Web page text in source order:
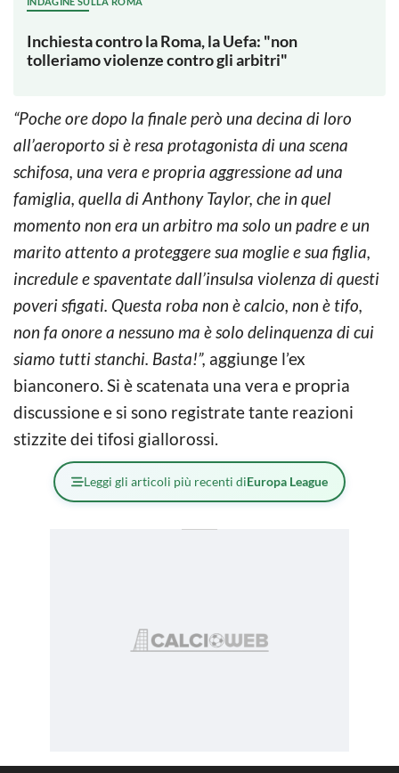
Inchiesta contro la Roma, la Uefa: "non
tolleriamo violenze contro gli arbitri"
“Poche ore dopo la finale però una decina di loro
all’aeroporto si è resa protagonista di una scena
schifosa, una vera e propria aggressione ad una
famiglia, quella di Anthony Taylor, che in quel
momento non era un arbitro ma solo un padre e un
marito attento a proteggere sua moglie e sua figlia,
incredule e spaventate dall’insulsa violenza di questi
poveri sfigati. Questa roba non è calcio, non è tifo,
non fa onore a nessuno ma è solo delinquenza di cui
siamo tutti stanchi. Basta!”, aggiunge l’ex
bianconero. Si è scatenata una vera e propria
discussione e si sono registrate tante reazioni
stizzite dei tifosi giallorossi.
Leggi gli articoli più recenti diEuropa League